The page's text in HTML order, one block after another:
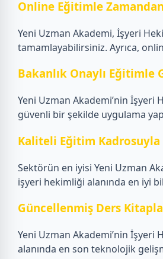
Online Eğitimle
Yeni Uzman Akademi, İşyeri
tamamlayabilirsiniz. Ayrıca,
Bakanlık Onaylı Eğitimle
Yeni Uzman Akademi’nin İşyeri
güvenli bir şekilde uygulama
Kaliteli Eğitim
Sektörün en iyisi Yeni Uzman
işyeri hekimliği alanında en iyi
Güncellenmiş Ders
Yeni Uzman Akademi’nin İşyeri
alanında en son teknolojik